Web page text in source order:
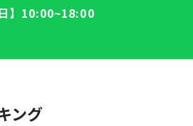
】10:00~18:00
ング